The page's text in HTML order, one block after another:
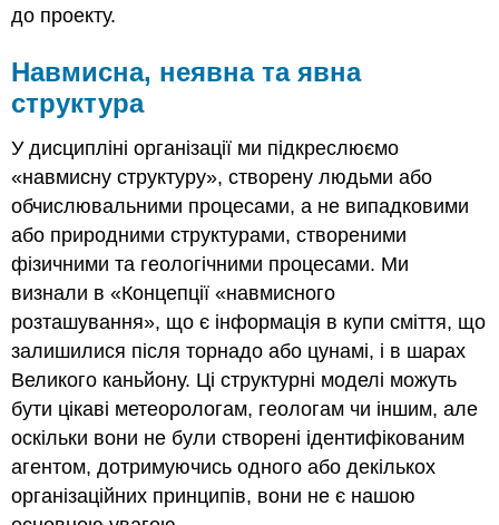
до проекту.
Навмисна, неявна та явна
структура
У дисципліні організації ми підкреслюємо
«навмисну структуру», створену людьми або
обчислювальними процесами, а не випадковими
або природними структурами, створеними
фізичними та геологічними процесами. Ми
визнали в «Концепції «навмисного
розташування», що є інформація в купи сміття, що
залишилися після торнадо або цунамі, і в шарах
Великого каньйону. Ці структурні моделі можуть
бути цікаві метеорологам, геологам чи іншим, але
оскільки вони не були створені ідентифікованим
агентом, дотримуючись одного або декількох
організаційних принципів, вони не є нашою